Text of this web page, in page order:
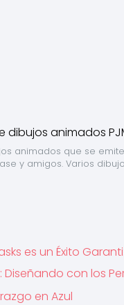
animados que se
y amigos. Varios
es un Éxito
con los
en Azul